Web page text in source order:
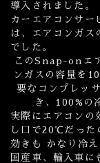
導入されました。
カーエアコンサー
は、エアコンガス
でした。
このSnap-onエ
ンガスの容量を
要なコンプレッ
き、100%の
実際にエアコンの
し口で20℃だった
効きも かなり冷
国産車、輸入車に